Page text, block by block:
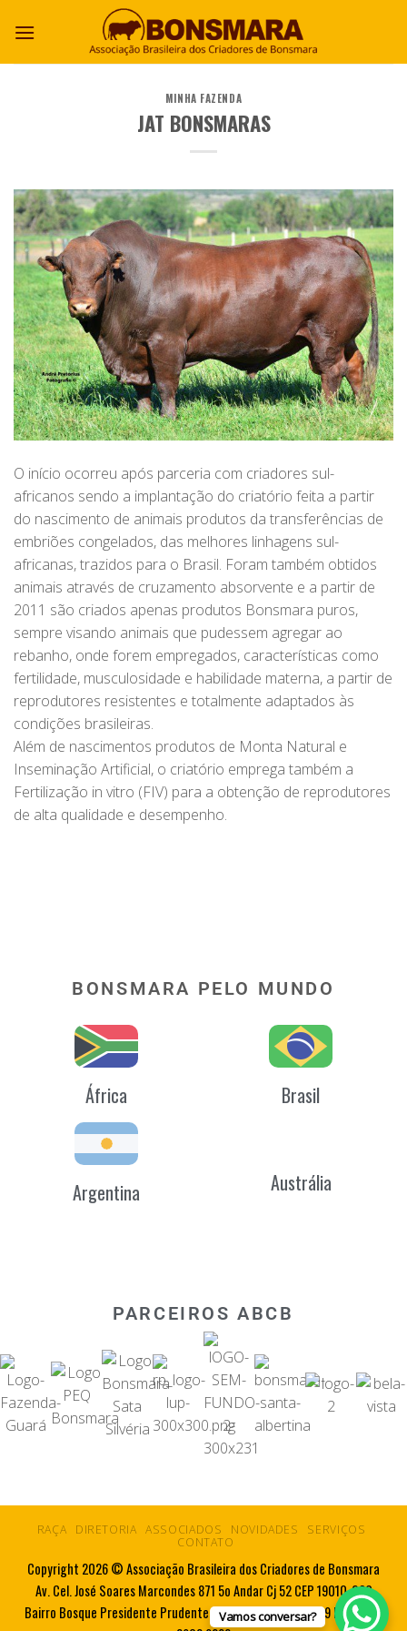
MINHA FAZENDA
JAT BONSMARAS
O início ocorreu após parceria com criadores sul-
africanos sendo a implantação do criatório feita a partir
do nascimento de animais produtos da transferências de
embriões congelados, das melhores linhagens sul-
africanas, trazidos para o Brasil. Foram também obtidos
animais através de cruzamento absorvente e a partir de
2011 são criados apenas produtos Bonsmara puros,
sempre visando animais que pudessem agregar ao
rebanho, onde forem empregados, características como
fertilidade, musculosidade e habilidade materna, a partir de
reprodutores resistentes e totalmente adaptados às
condições brasileiras.
Além de nascimentos produtos de Monta Natural e
Inseminação Artificial, o criatório emprega também a
Fertilização in vitro (FIV) para a obtenção de reprodutores
de alta qualidade e desempenho.
BONSMARA PELO MUNDO
África Brasil
Argentina Austrália
PARCEIROS ABCB
RAÇA DIRETORIA ASSOCIADOS NOVIDADES
SERVIÇOS
CONTATO
Copyright 2026 © Associação Brasileira dos Criadores de Bonsmara
Av. Cel. José Soares Marcondes 871 5o Andar Cj 52 CEP 19010-080
Bairro Bosque Presidente Prudente SP Tel. 55 18 3223 5719 Fax. 55 18
Vamos conversar?